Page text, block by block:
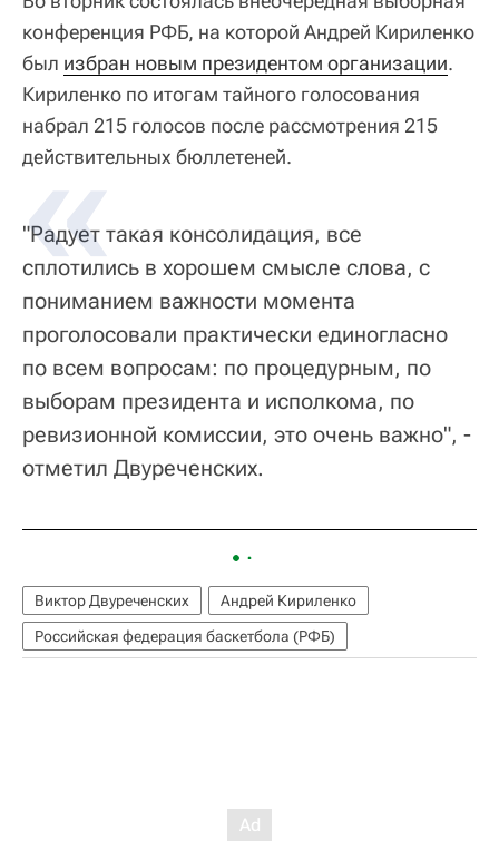
конференция РФБ, на которой Андрей Кириленко
был избран новым президентом организации.
Кириленко по итогам тайного голосования
набрал 215 голосов после рассмотрения 215
действительных бюллетеней.
"Радует такая консолидация, все
сплотились в хорошем смысле слова, с
пониманием важности момента
проголосовали практически единогласно
по всем вопросам: по процедурным, по
выборам президента и исполкома, по
ревизионной комиссии, это очень важно", -
отметил Двуреченских.
Виктор Двуреченских
Андрей Кириленко
Российская федерация баскетбола (РФБ)